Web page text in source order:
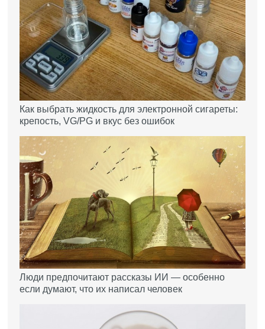
Как выбрать жидкость для электронной сигареты:
крепость, VG/PG и вкус без ошибок
Люди предпочитают рассказы ИИ — особенно
если думают, что их написал человек